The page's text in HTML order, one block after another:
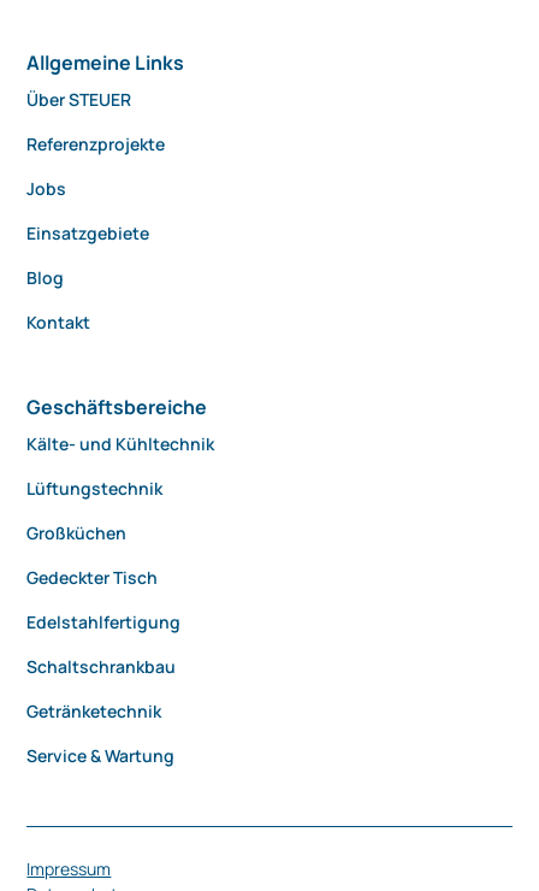
Allgemeine Links
Über STEUER
Referenzprojekte
Jobs
Einsatzgebiete
Blog
Kontakt
Geschäftsbereiche
Kälte- und Kühltechnik
Lüftungstechnik
Großküchen
Gedeckter Tisch
Edelstahlfertigung
Schaltschrankbau
Getränketechnik
Service & Wartung
Impressum